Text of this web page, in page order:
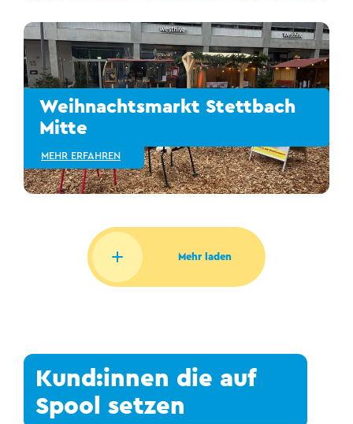
Weihnachtsmarkt Stettbach
Mitte
MEHR ERFAHREN
Mehr laden
Kund:innen die auf
Spool setzen